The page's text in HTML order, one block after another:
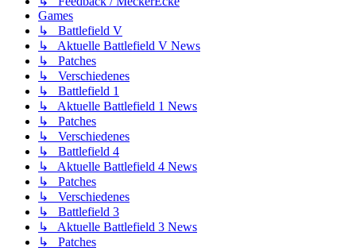
Games
↳ Battlefield V
↳ Aktuelle Battlefield V News
↳ Patches
↳ Verschiedenes
↳ Battlefield 1
↳ Aktuelle Battlefield 1 News
↳ Patches
↳ Verschiedenes
↳ Battlefield 4
↳ Aktuelle Battlefield 4 News
↳ Patches
↳ Verschiedenes
↳ Battlefield 3
↳ Aktuelle Battlefield 3 News
↳ Patches